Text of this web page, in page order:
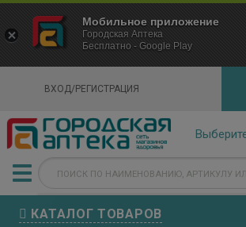
ВХОД/РЕГИСТРАЦИЯ
КАТАЛОГ ТОВАРОВ
×
Городская Аптека Маркетплейс
- In Google Play
Мобильное приложение
Городская Аптека
Бесплатно - Google Play